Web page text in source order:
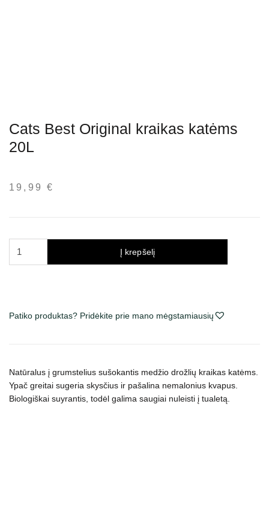
Cats Best Original kraikas katėms
20L
19,99€
kraikas
Į krepšelį
Patiko produktas? Pridėkite prie mano mėgstamiausių
Natūralus į grumstelius sušokantis medžio drožlių kraikas katėms.
Ypač greitai sugeria skysčius ir pašalina nemalonius kvapus.
Biologiškai suyrantis, todėl galima saugiai nuleisti į tualetą.